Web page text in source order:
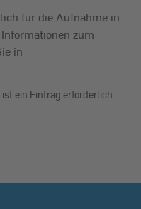
für die Aufnahme in
zum
in
ein Eintrag erforderlich.